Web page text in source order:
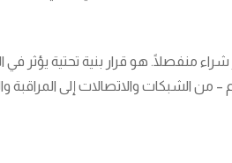
منفصلًا. هو قرار بنية تحتية يؤثر في
من الشبكات والاتصالات إلى المراقبة